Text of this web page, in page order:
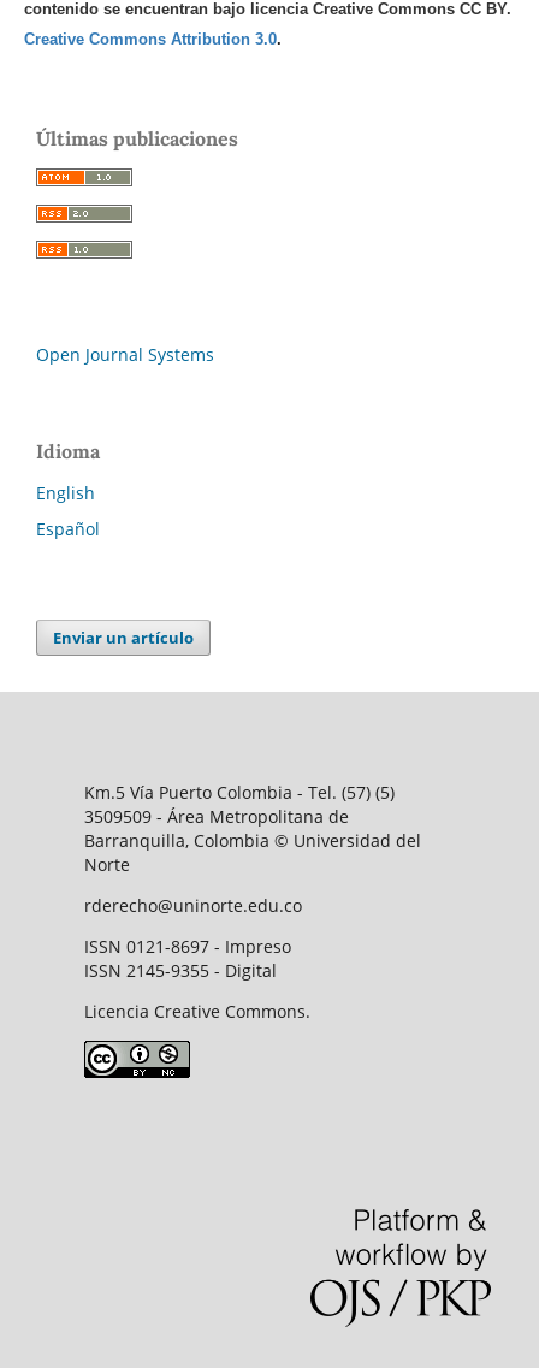
contenido se encuentran bajo licencia Creative Commons CC BY.
Creative Commons Attribution 3.0.
Últimas publicaciones
Open Journal Systems
Idioma
English
Español
Enviar un artículo
Km.5 Vía Puerto Colombia - Tel. (57) (5)
3509509 - Área Metropolitana de
Barranquilla, Colombia © Universidad del
Norte
rderecho@uninorte.edu.co
ISSN 0121-8697 - Impreso
ISSN 2145-9355 - Digital
Licencia Creative Commons.